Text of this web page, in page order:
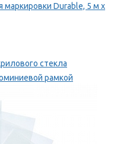
маркировки Durable, 5 м х
стекла
рамкой